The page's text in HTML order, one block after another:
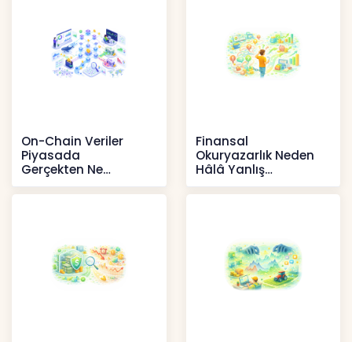
On-Chain Veriler
Piyasada
Gerçekten Ne
Anlatır?
Kripto
Finansal
Okuryazarlık Neden
Hâlâ Yanlış
Anlaşılıyor?
İçerikler